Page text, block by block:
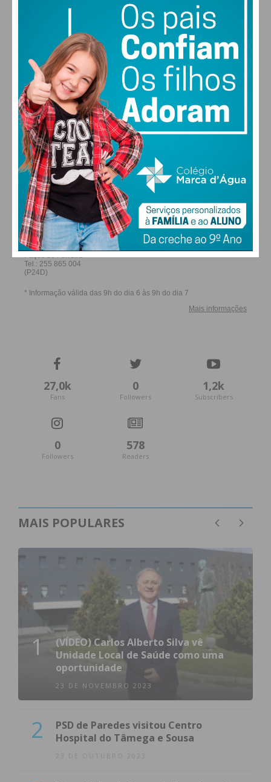
30 °
QUI
30
SEX
29
SÁB
28
DOM
ALTERAR
FARMACIAS DE SERVIÇO EM PAÇOS DE
FERREIRA
27,0k
Fans
0
Followers
1,2k
Subscribers
0
Followers
578
Readers
MAIS POPULARES
1
(VÍDEO) Carlos Alberto Silva vê
Unidade Local de Saúde como uma
oportunidade
23 DE NOVEMBRO 2023
2
PSD de Paredes visitou Centro
Hospital do Tâmega e Sousa
23 DE OUTUBRO 2023